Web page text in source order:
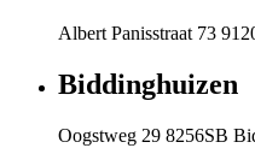
Albert Panisstraat 73
Biddinghuizen
Oogstweg 29 8256SB